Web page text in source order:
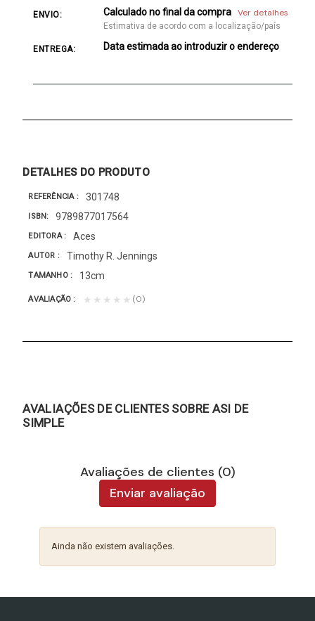
ENVIO: Calculado no final da compra Ver detalhes
Estimativa de acordo com a localização/país
ENTREGA: Data estimada ao introduzir o endereço
DETALHES DO PRODUTO
REFERÊNCIA 301748
ISBN 9789877017564
EDITORA Aces
AUTOR Timothy R. Jennings
TAMANHO 13cm
AVALIAÇÃO ★★★★★ (0)
AVALIAÇÕES DE CLIENTES SOBRE ASI DE
SIMPLE
Avaliações de clientes (0)
Enviar avaliação
Ainda não existem avaliações.